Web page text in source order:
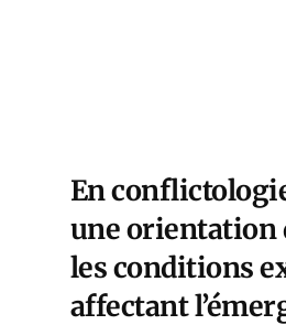
En
une orientation
les conditions
affectant